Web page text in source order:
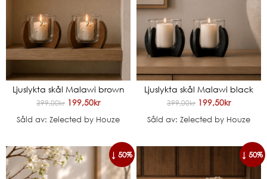
Ljuslykta skål Malawi brown
399,00kr 199,50kr
Såld av: Zelected by Houze
Ljuslykta skål Malawi black
399,00kr 199,50kr
Såld av: Zelected by Houze
↓ 50% ↓ 50%